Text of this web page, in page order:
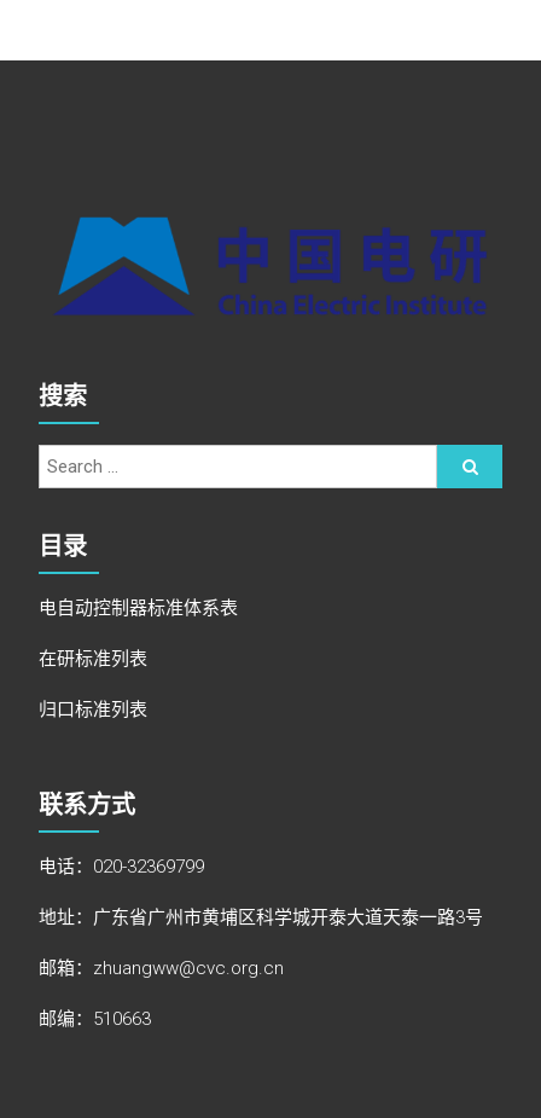
搜索
目录
电自动控制器标准体系表
在研标准列表
归口标准列表
联系方式
电话：020-32369799
地址：广东省广州市黄埔区科学城开泰大道天泰一路3号
邮箱：zhuangww@cvc.org.cn
邮编：510663